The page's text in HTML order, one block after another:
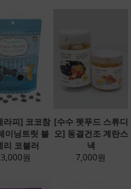
라피] 코코참
이닝트릿 블
리 코블러
원
[수수 펫푸드 스튜디
오] 동결건조 계란스
낵
7,000원